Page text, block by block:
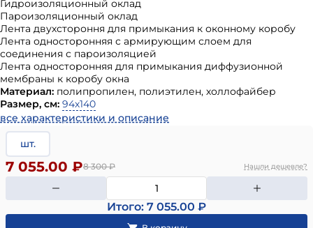
Гидроизоляционный оклад
Пароизоляционный оклад
Лента двухстороння для примыкания к оконному коробу
Лента односторонняя с армирующим слоем для
соединения с пароизоляцией
Лента односторонняя для примыкания диффузионной
мембраны к коробу окна
Материал: полипропилен, полиэтилен, холлофайбер
Размер, см: 94х140
все характеристики и описание
шт.
8 300₽
7 055.00 ₽ Нашли дешевле?
Итого: 7 055.00 ₽